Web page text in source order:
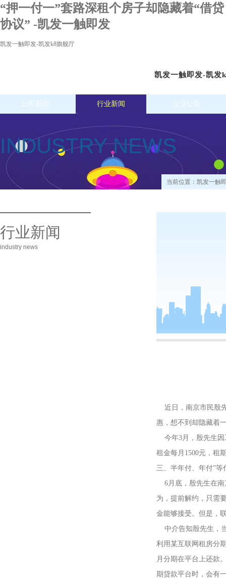
“押一付一”套路深租个房子却隐藏着“借贷
协议” -凯发一触即发
凯发一触即发-凯发k8旗舰厅
凯发一触即发-凯发
公司新闻 行业新闻 企业公告
INDUSTRY NEWS
当前位置： 凯发一触
行业新闻
industry news
近日，南京市民殷
惠，想不到却隐藏着
今年3月，殷先生
租金每月1500元，租
三、半年付、年付”
6月底，殷先生在
为，提前解约，只需
金能够接受。但是，
中介告知殷先生，
利用某互联网租房分
月分期在平台上还款
期贷款平台时，会有